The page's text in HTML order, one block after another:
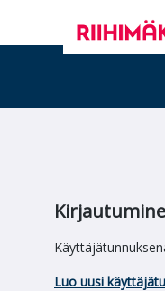
Luo uusi